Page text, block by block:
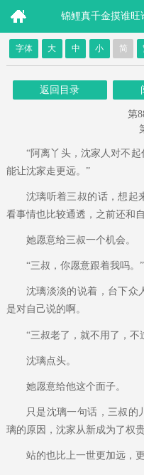
锦鲤真千金摸谁旺
字体 大 中 小 简
返回目录
第
“阿离丫头，沈家人对不
能让沈家走更远。”
沈璃听着三叔的话，想起
看事情也比较通透，之前还和
她愿意给三叔一个机会。
“三叔，你愿意跟着我吗。”
沈璃淡淡的说着，台下众
是对自己说的啊。
“三叔老了，就不用了，
沈璃点头。
她愿意给他这个面子。
只是沈璃一句话，三叔的
璃的原因，沈家从新成为了权贵
站的也比上一世更加远，更